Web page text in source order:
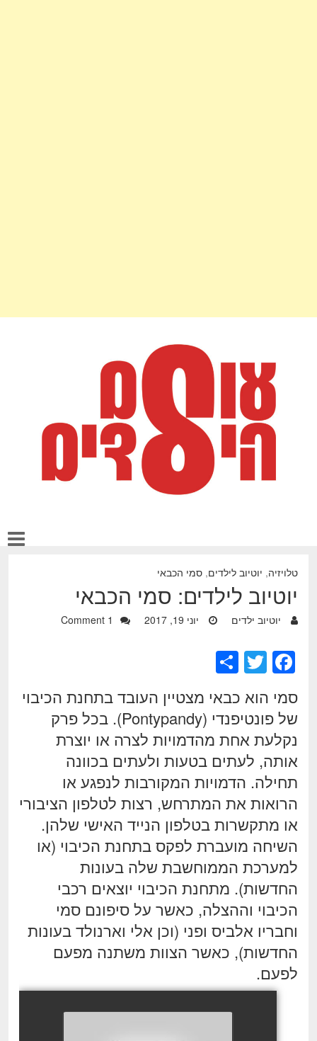
טלויזיה, יוטיוב לילדים, סמי הכבאי
יוטיוב לילדים: סמי הכבאי
יוטיוב ילדים יוני 19, 2017 1 Comment
F
a
c
e
b
o
o
k
T
wi
tt
er
h
ar
e
סמי הוא כבאי מצטיין העובד בתחנת הכיבוי
של פונטיפנדי (Pontypandy). בכל פרק
נקלעת אחת מהדמויות לצרה או יוצרת
אותה, לעתים בטעות ולעתים בכוונה
תחילה. הדמויות המקורבות לנפגע או
הרואות את המתרחש, רצות לטלפון הציבורי
או מתקשרות בטלפון הנייד האישי שלהן.
השיחה מועברת לפקס בתחנת הכיבוי (או
למערכת הממוחשבת שלה בעונות
החדשות). מתחנת הכיבוי יוצאים רכבי
הכיבוי וההצלה, כאשר על סיפונם סמי
וחבריו אלביס ופני (וכן אלי וארנולד בעונות
החדשות), כאשר הצוות משתנה מפעם
לפעם.